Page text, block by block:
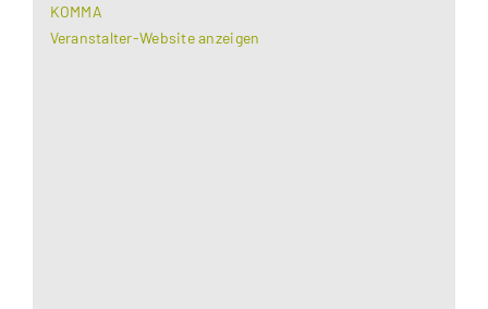
KOMMA
Veranstalter-Website anzeigen